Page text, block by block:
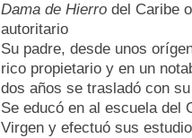
Dama de Hierro del Caribe
autoritario
Su padre, desde unos
rico propietario y en un
dos años se trasladó con
Se educó en al escuela del
Virgen y efectuó sus